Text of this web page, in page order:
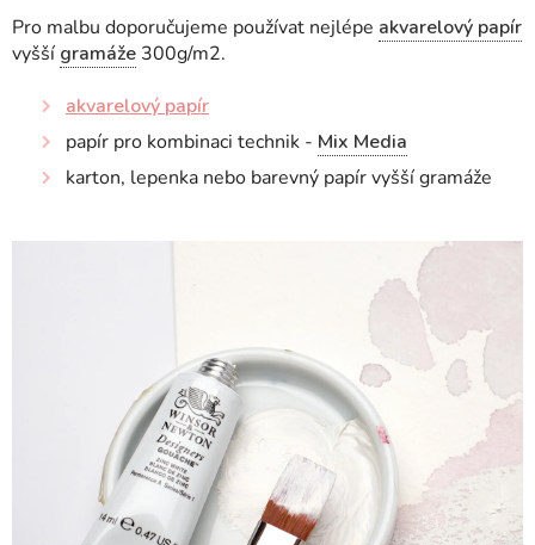
Pro malbu doporučujeme používat nejlépe akvarelový papír
vyšší gramáže 300g/m2.
akvarelový papír
papír pro kombinaci technik - Mix Media
karton, lepenka nebo barevný papír vyšší gramáže